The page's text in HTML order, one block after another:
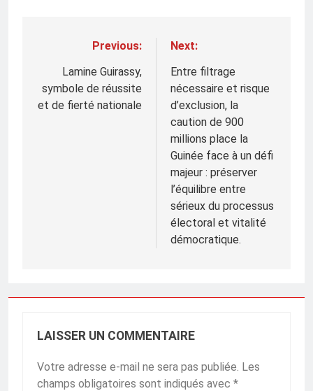
Navigation
l’article
Previous:
Lamine Guirassy,
symbole de réussite
et de fierté nationale
Next:
Entre filtrage
nécessaire et risque
d’exclusion, la
caution de 900
millions place la
Guinée face à un défi
majeur : préserver
l’équilibre entre
sérieux du processus
électoral et vitalité
démocratique.
LAISSER UN COMMENTAIRE
Votre adresse e-mail ne sera pas publiée. Les
champs obligatoires sont indiqués avec *